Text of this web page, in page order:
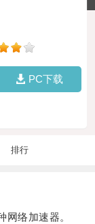
PC下载
排行
络加速器。